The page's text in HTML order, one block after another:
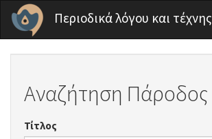
Παράκαμψη προς το κυρίως περιεχόμενο
Περιοδικά λόγου και τέχνης
Αναζήτηση Πάροδος
Τίτλος